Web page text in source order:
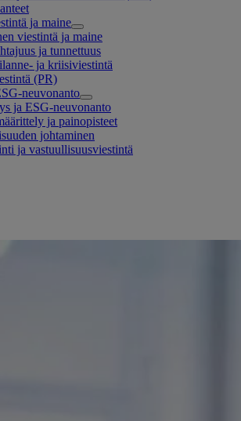
ja maine
viestintä ja maine
ja tunnettuus
ja kriisiviestintä
(PR)
neuvonanto
ja ESG-neuvonanto
ja painopisteet
johtaminen
ja vastuullisuusviestintä